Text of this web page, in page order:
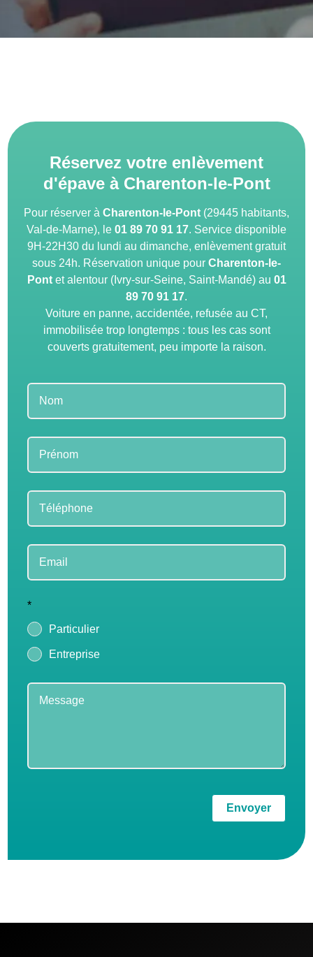
Réservez votre enlèvement
d'épave à Charenton-le-Pont
Pour réserver à Charenton-le-Pont (29445 habitants,
Val-de-Marne), le 01 89 70 91 17. Service disponible
9H-22H30 du lundi au dimanche, enlèvement gratuit
sous 24h. Réservation unique pour Charenton-le-
Pontet alentour (Ivry-sur-Seine, Saint-Mandé) au 01
89 70 91 17.
Voiture en panne, accidentée, refusée au CT,
immobilisée trop longtemps : tous les cas sont
couverts gratuitement, peu importe la raison.
Leave
field
*
Particulier
Entreprise
Envoyer